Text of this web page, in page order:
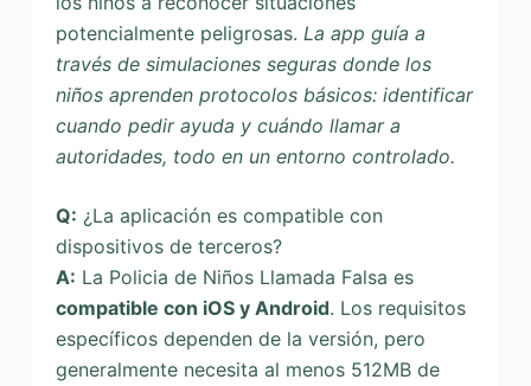
potencialmente peligrosas. La app guía a
través de simulaciones seguras donde los
niños aprenden protocolos básicos: identificar
cuando pedir ayuda y cuándo llamar a
autoridades, todo en un entorno controlado.
Q: ¿La aplicación es compatible con
dispositivos de terceros?
A: La Policia de Niños Llamada Falsa es
compatible con iOS y Android. Los requisitos
específicos dependen de la versión, pero
generalmente necesita al menos 512MB de